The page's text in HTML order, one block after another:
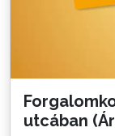
utcában